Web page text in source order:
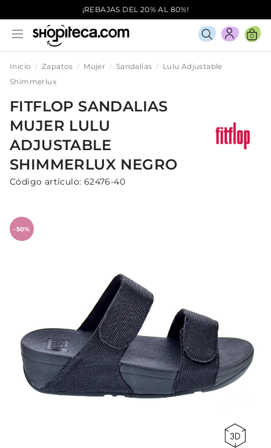
¡REBAJAS DEL 20% AL 80%!
0
Inicio Zapatos Mujer Sandalias
Lulu Adjustable
Shimmerlux
FITFLOP SANDALIAS
MUJER LULU
ADJUSTABLE
SHIMMERLUX NEGRO
Código artículo: 62476-40
-50%